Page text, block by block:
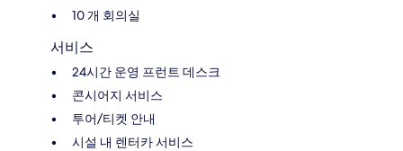
10 개 회의실
서비스
24시간 운영 프런트 데스크
콘시어지 서비스
투어/티켓 안내
시설 내 렌터카 서비스